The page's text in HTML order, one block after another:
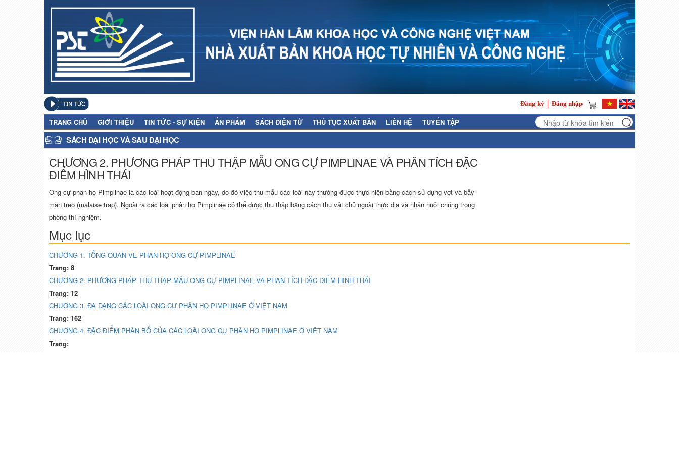
Đăng ký Đăng nhập
TRANG CHỦ GIỚI THIỆU TIN TỨC - SỰ KIỆN ẤN PHẨM SÁCH ĐIỆN TỬ THỦ TỤC XUẤT BẢN LIÊN HỆ TUYỂN TẬP
SÁCH ĐẠI HỌC VÀ SAU ĐẠI HỌC
CHƯƠNG 2. PHƯƠNG PHÁP THU THẬP MẪU ONG CỰ PIMPLINAE VÀ PHÂN TÍCH ĐẶC
ĐIỂM HÌNH THÁI
Ong cự phân họ Pimplinae là các loài hoạt động ban ngày, do đó việc thu mẫu các loài này thường được thực hiện bằng cách sử dụng vợt và bẫy
màn treo (malaise trap). Ngoài ra các loài phân họ Pimplinae có thể được thu thập bằng cách thu vật chủ ngoài thực địa và nhân nuôi chúng trong
phòng thí nghiệm.
Mục lục
CHƯƠNG 1. TỔNG QUAN VỀ PHÂN HỌ ONG CỰ PIMPLINAE
Trang: 8
CHƯƠNG 2. PHƯƠNG PHÁP THU THẬP MẪU ONG CỰ PIMPLINAE VÀ PHÂN TÍCH ĐẶC ĐIỂM HÌNH THÁI
Trang: 12
CHƯƠNG 3. ĐA DẠNG CÁC LOÀI ONG CỰ PHÂN HỌ PIMPLINAE Ở VIỆT NAM
Trang: 162
CHƯƠNG 4. ĐẶC ĐIỂM PHÂN BỐ CỦA CÁC LOÀI ONG CỰ PHÂN HỌ PIMPLINAE Ở VIỆT NAM
Trang: